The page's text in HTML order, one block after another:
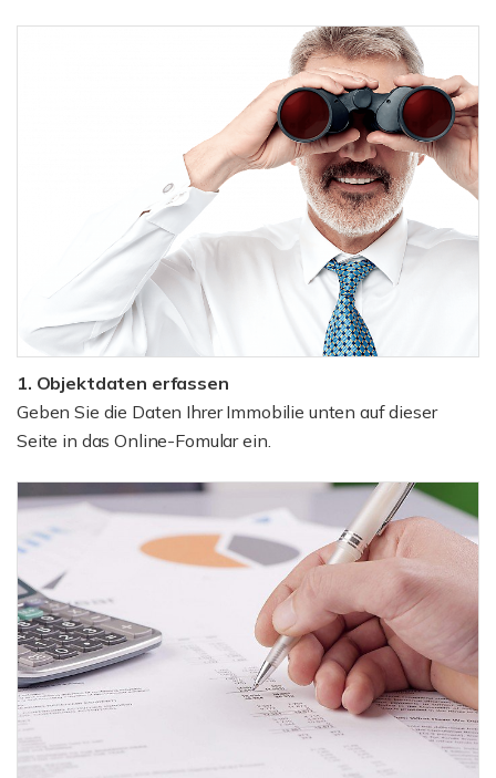
1. Objektdaten erfassen
Geben Sie die Daten Ihrer Immobilie unten auf dieser
Seite in das Online-Fomular ein.